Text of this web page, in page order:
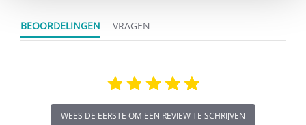
BEOORDELINGEN VRAGEN
WEES DE EERSTE OM EEN REVIEW TE SCHRIJVEN